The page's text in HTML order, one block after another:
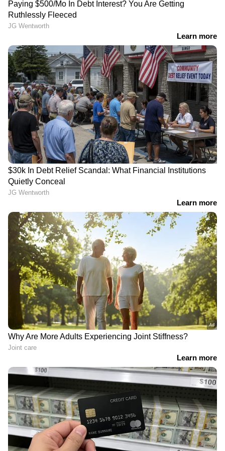
രാത്രി വൈകിയുള്ള ഭക്ഷണം ഒഴിവാക്കാം
വയർ ശൂന്യമായിരിക്കുന്ന സമയത്താണ് കുടൽ
സ്വയം വൃത്തിയാക്കുന്ന പ്രക്രിയ നടക്കുന്നത്.
രാത്രി വൈകി ആഹാരം കഴിക്കുകയോ,
കിടക്കാൻ നേരം ലഘുഭക്ഷണം കഴിക്കുകയോ
ചെയ്യുമ്പോൾ ഈ സ്വാഭാവിക ശുചീകരണ
പ്രക്രിയ തടസ്സപ്പെടുന്നു. ഉറങ്ങുന്നതിന് 2-3
മണിക്കൂർ മുൻപെങ്കിലും രാത്രി ഭക്ഷണം
കഴിച്ചു തീർക്കാൻ ശ്രദ്ധിക്കുക.
7
Image Credit : Getty
കഴിച്ചതിന് ശേഷം നടക്കാം
ഭക്ഷണം കഴിച്ച ഉടൻ കിടക്കാതെ ഒരു 10 മിനിറ്റ്
നടക്കുന്നത് ദഹനം എളുപ്പമാക്കാനും
നിയന്ത്രിക്കാനും സഹായിക്കും. ഭക്ഷണത്തിന്
ശേഷമുള്ള ഈ ചെറിയ നടത്തം രക്തത്തിലെ
ഗ്ലൂക്കോസിന്റെ അളവ് 22 ശതമാനം വരെ
പെട്ടെന്ന് ഉയരുന്നത് തടയും.